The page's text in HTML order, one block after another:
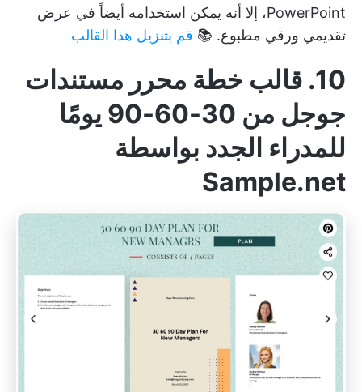
PowerPoint، إلا أنه يمكن استخدامه أيضاً في عرض
تقديمي ورقي مطبوع. 📚 قم بتنزيل هذا القالب
10. قالب خطة محرر مستندات
جوجل من 30-60-90 يومًا
للمدراء الجدد بواسطة
Sample.net